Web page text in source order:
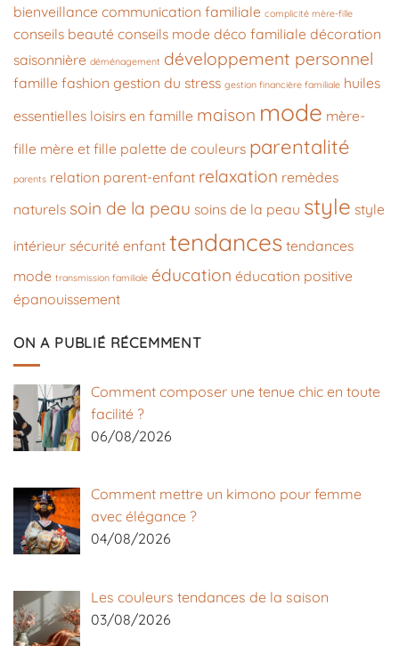
bienveillance communication familiale complicité mère-fille
conseils beauté conseils mode déco familiale décoration
saisonnière déménagement développement personnel
famille fashion gestion du stress gestion financière familiale huiles
essentielles loisirs en famille maison mode mère-
fille mère et fille palette de couleurs parentalité
parents relation parent-enfant relaxation remèdes
naturels soin de la peau soins de la peau style style
intérieur sécurité enfant tendances tendances
mode transmission familiale éducation éducation positive
épanouissement
ON A PUBLIÉ RÉCEMMENT
Comment composer une tenue chic en toute
facilité ?
06/08/2026
Comment mettre un kimono pour femme
avec élégance ?
04/08/2026
Les couleurs tendances de la saison
03/08/2026